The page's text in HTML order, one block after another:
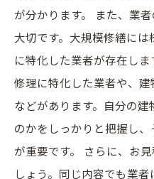
が分かります。 また、業
大切です。大規模修繕に
に特化した業者が存在し
修理に特化した業者や、
などがあります。自分の
のかをしっかりと把握し
が重要です。 さらに、お
しょう。同じ内容でも業